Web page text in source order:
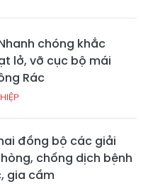
chóng khắc
lở, vỡ cục bộ mái
Rác
đồng bộ các giải
chống dịch bệnh
gia cầm